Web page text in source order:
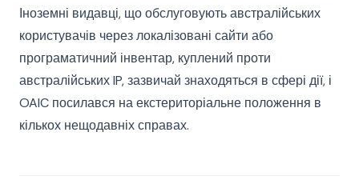
Іноземні видавці, що обслуговують австралійських
користувачів через локалізовані сайти або
програматичний інвентар, куплений проти
австралійських IP, зазвичай знаходяться в сфері дії, і
OAIC посилався на екстериторіальне положення в
кількох нещодавніх справах.